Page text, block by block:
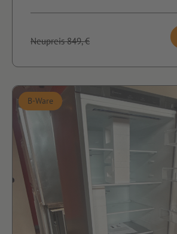
Neupreis 849,-€
B-Ware